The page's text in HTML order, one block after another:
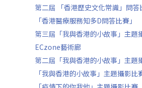
第二屆 「香港歷史文化常識」問答
「香港醫療服務知多D問答比賽」
第三屆「我與香港的小故事」主題
ECzone藝術廊
第二屆「我與香港的小故事」主題
「我與香港的小故事」主題攝影比